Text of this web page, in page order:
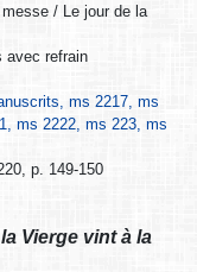
/ Le jour de la
avec refrain
ms 2217, ms
ms 2222, ms 223, ms
p. 149-150
Vierge vint à la